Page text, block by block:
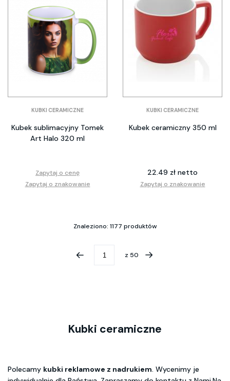
KUBKI CERAMICZNE
Kubek sublimacyjny Tomek
Art Halo 320 ml
Zapytaj o cenę
Zapytaj o znakowanie
KUBKI CERAMICZNE
Kubek ceramiczny 350 ml
22.49 zł netto
Zapytaj o znakowanie
Znaleziono: 1177 produktów
z 50
Kubki ceramiczne
Polecamy kubki reklamowe z nadrukiem. Wycenimy je